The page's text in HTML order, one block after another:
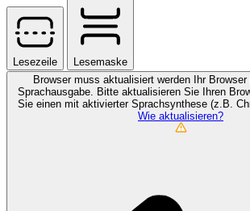
Lesezeile
Lesemaske
Browser muss aktualisiert werden
Ihr
Sprachausgabe. Bitte aktualisieren Sie Ihren
Sie einen mit aktivierter Sprachsynthese (z.B.
Wie aktualisieren?